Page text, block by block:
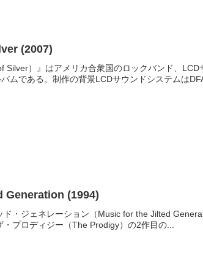
(2007)
Silver）』はアメリカ合衆国のロックバンド、LCD
ムである。制作の背景LCDサウンドシステムは
(1994)
・ジェネレーション（Music for the Jilted
プロディジー（The Prodigy）の2作目の...